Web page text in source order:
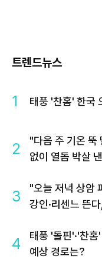
트렌드뉴스
1 태풍 '찬홈' 한국
2
"다음 주 기온 뚝
없이 열돔 박살
3
"오늘 저녁 상암
강인·리센느 뜬
4
태풍 '돌핀'·'찬
예상 경로는?